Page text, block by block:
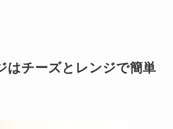
はチーズとレンジで簡単